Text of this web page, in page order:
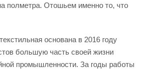
полметра. Отошьем именно то, что
основана в 2016 году
большую часть своей жизни
промышленности. За годы работы